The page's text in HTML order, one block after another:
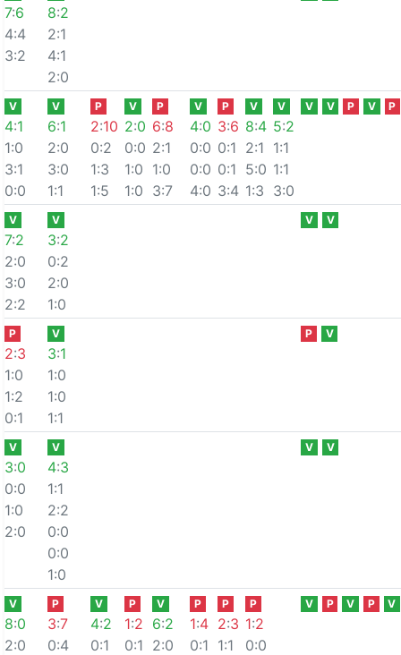
7:6
4:4
3:2
8:2
2:1
4:1
2:0
V
4:1
1:0
3:1
0:0
V
6:1
2:0
3:0
1:1
P
2:10
0:2
1:3
1:5
V
2:0
0:0
1:0
1:0
P
6:8
2:1
1:0
3:7
V
4:0
0:0
0:0
4:0
P
3:6
0:1
0:1
3:4
V
8:4
2:1
5:0
1:3
V
5:2
1:1
1:1
3:0
V V P V P
V
7:2
2:0
3:0
2:2
V
3:2
0:2
2:0
1:0
V V
P
2:3
1:0
1:2
0:1
V
3:1
1:0
1:0
1:1
P V
V
3:0
0:0
1:0
2:0
V
4:3
1:1
2:2
0:0
0:0
1:0
V V
V
8:0
2:0
P
3:7
0:4
V
4:2
0:1
P
1:2
0:1
V
6:2
2:0
P
1:4
0:1
P
2:3
1:1
P
1:2
0:0
V P V P V